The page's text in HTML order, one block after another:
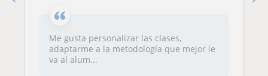
Me gusta personalizar las clases,
adaptarme a la metodología que mejor le
va al alum...